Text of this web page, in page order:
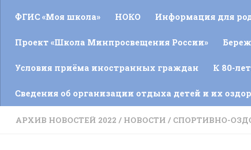
ФГИС «Моя школа» НОКО Информация для
Проект «Школа Минпросвещения России»
Условия приёма иностранных граждан К 80-
Сведения об организации отдыха детей и их
АРХИВ НОВОСТЕЙ 2022 / НОВОСТИ / СПОРТИВНО-